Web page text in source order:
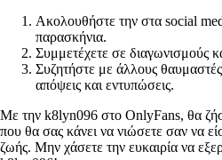
Ακολουθήστε την στα social
παρασκήνια.
Συμμετέχετε σε διαγωνισμούς
Συζητήστε με άλλους θαυμαστές
απόψεις και εντυπώσεις.
Με την k8lyn096 στο OnlyFans, θα
που θα σας κάνει να νιώσετε σαν να
ζωής. Μην χάσετε την ευκαιρία να